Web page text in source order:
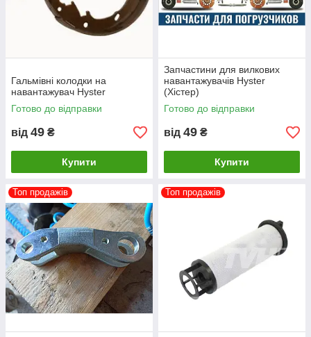
Гальмівні колодки на
навантажувач Hyster
Готово до відправки
від 49 ₴
Купити
Запчастини для вилкових
навантажувачів Hyster
(Хістер)
Готово до відправки
від 49 ₴
Купити
Топ продажів Топ продажів